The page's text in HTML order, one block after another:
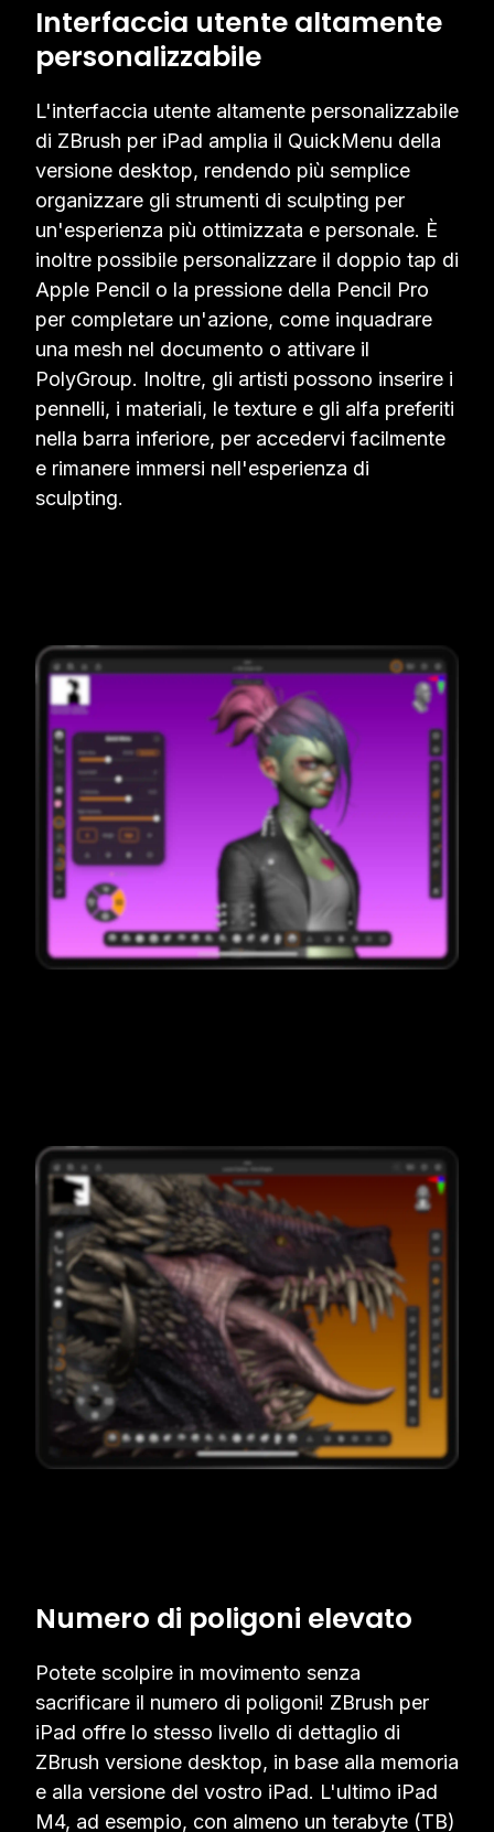
Interfaccia utente altamente
personalizzabile
L'interfaccia utente altamente personalizzabile
di ZBrush per iPad amplia il QuickMenu della
versione desktop, rendendo più semplice
organizzare gli strumenti di sculpting per
un'esperienza più ottimizzata e personale. È
inoltre possibile personalizzare il doppio tap di
Apple Pencil o la pressione della Pencil Pro
per completare un'azione, come inquadrare
una mesh nel documento o attivare il
PolyGroup. Inoltre, gli artisti possono inserire i
pennelli, i materiali, le texture e gli alfa preferiti
nella barra inferiore, per accedervi facilmente
e rimanere immersi nell'esperienza di
sculpting.
Numero di poligoni elevato
Potete scolpire in movimento senza
sacrificare il numero di poligoni! ZBrush per
iPad offre lo stesso livello di dettaglio di
ZBrush versione desktop, in base alla memoria
e alla versione del vostro iPad. L'ultimo iPad
M4, ad esempio, con almeno un terabyte (TB)